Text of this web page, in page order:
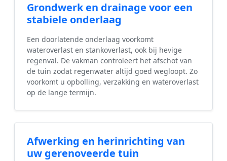
Grondwerk en drainage voor een
stabiele onderlaag
Een doorlatende onderlaag voorkomt
wateroverlast en stankoverlast, ook bij hevige
regenval. De vakman controleert het afschot van
de tuin zodat regenwater altijd goed wegloopt. Zo
voorkomt u opbolling, verzakking en wateroverlast
op de lange termijn.
Afwerking en herinrichting van
uw gerenoveerde tuin